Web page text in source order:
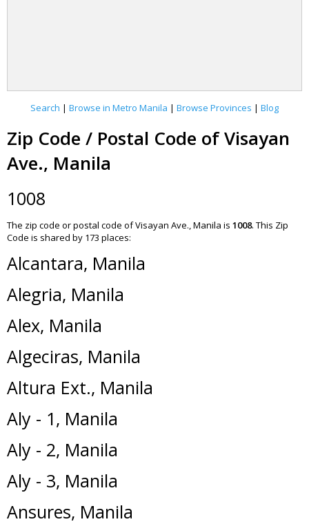
Search | Browse in Metro Manila | Browse Provinces | Blog
Zip Code / Postal Code of Visayan
Ave., Manila
1008
The zip code or postal code of Visayan Ave., Manila is 1008. This Zip
Code is shared by 173 places:
Alcantara, Manila
Alegria, Manila
Alex, Manila
Algeciras, Manila
Altura Ext., Manila
Aly - 1, Manila
Aly - 2, Manila
Aly - 3, Manila
Ansures, Manila